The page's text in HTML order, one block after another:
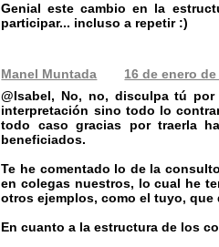
Genial este cambio en la
participar... incluso a repetir :)
Manel Muntada
16 de enero
@Isabel, No, no, disculpa tú
interpretación sino todo lo
todo caso gracias por traerla
beneficiados.
Te he comentado lo de la
en colegas nuestros, lo cual he
otros ejemplos, como el tuyo,
En cuanto a la estructura de los